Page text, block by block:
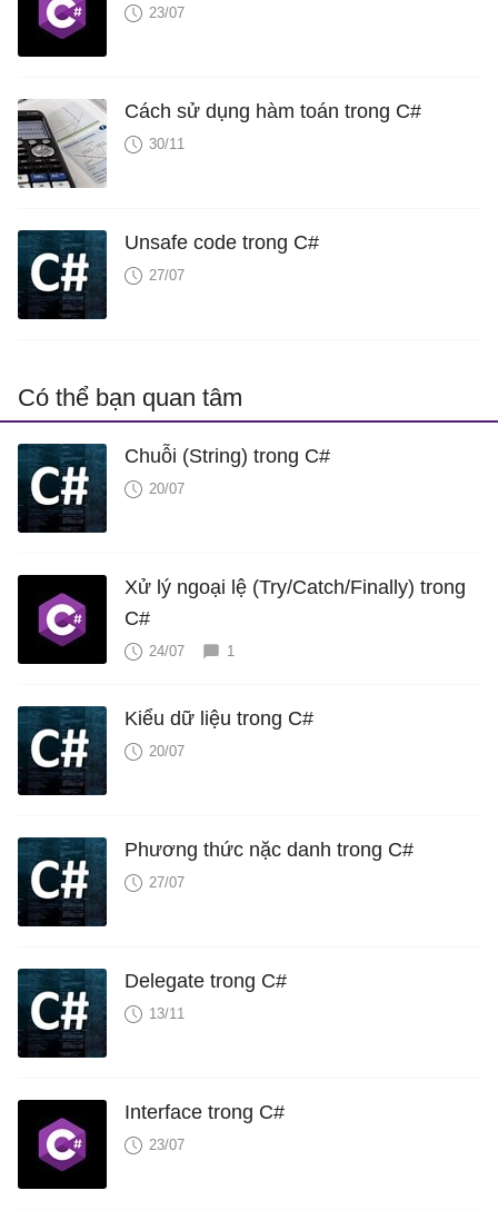
23/07
Cách sử dụng hàm toán trong C#
30/11
Unsafe code trong C#
27/07
Có thể bạn quan tâm
Chuỗi (String) trong C#
20/07
Xử lý ngoại lệ (Try/Catch/Finally) trong
C#
24/07 1
Kiểu dữ liệu trong C#
20/07
Phương thức nặc danh trong C#
27/07
Delegate trong C#
13/11
Interface trong C#
23/07